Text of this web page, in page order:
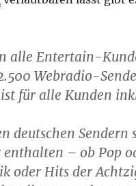
alle Entertain-
Webradio-
für alle Kunden
deutschen
– ob Pop
oder Hits der